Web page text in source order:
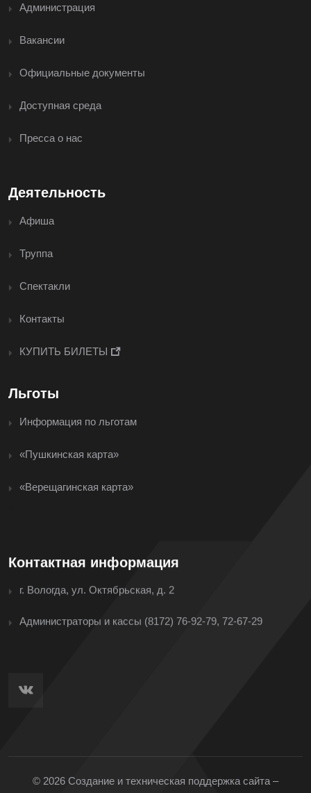
Администрация
Вакансии
Официальные документы
Доступная среда
Пресса о нас
Деятельность
Афиша
Труппа
Спектакли
Контакты
КУПИТЬ БИЛЕТЫ
Льготы
Информация по льготам
«Пушкинская карта»
«Верещагинская карта»
Контактная информация
г. Вологда, ул. Октябрьская, д. 2
Администраторы и кассы (8172) 76-92-79, 72-67-29
© 2026 Создание и техническая поддержка сайта –